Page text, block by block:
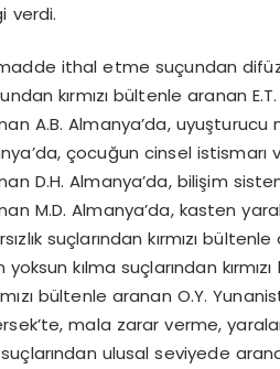
verdi.
ithal etme suçundan
kırmızı bültenle aranan
A.B. Almanya’da,
çocuğun cinsel istismarı
D.H. Almanya’da, bilişim
M.D. Almanya’da, kasten
suçlarından kırmızı
kılma suçlarından
bültenle aranan O.Y.
mala zarar verme,
ulusal seviyede